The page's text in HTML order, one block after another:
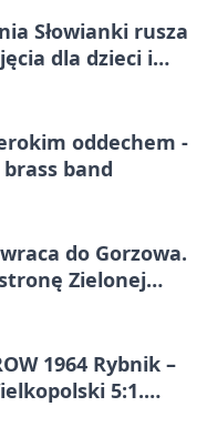
Słowianki rusza
dla dzieci i
oddechem -
band
do Gorzowa.
Zielonej
1964 Rybnik –
5:1.